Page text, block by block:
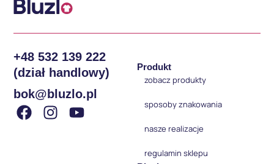
+48 532 139 222
(dział handlowy)
bok@bluzlo.pl
Produkt
zobacz produkty
sposoby znakowania
nasze realizacje
regulamin sklepu